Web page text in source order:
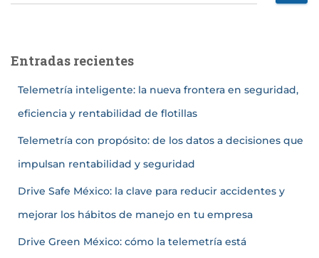
Entradas recientes
Telemetría inteligente: la nueva frontera en seguridad,
eficiencia y rentabilidad de flotillas
Telemetría con propósito: de los datos a decisiones que
impulsan rentabilidad y seguridad
Drive Safe México: la clave para reducir accidentes y
mejorar los hábitos de manejo en tu empresa
Drive Green México: cómo la telemetría está